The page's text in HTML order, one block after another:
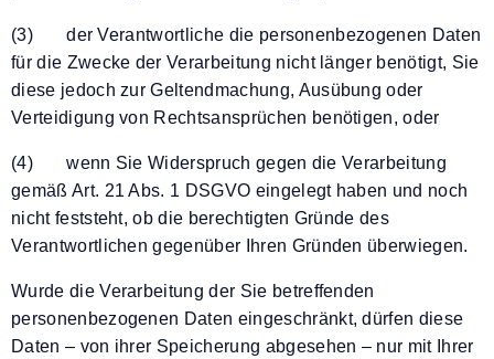
(3) der Verantwortliche die personenbezogenen Daten
für die Zwecke der Verarbeitung nicht länger benötigt, Sie
diese jedoch zur Geltendmachung, Ausübung oder
Verteidigung von Rechtsansprüchen benötigen, oder
(4) wenn Sie Widerspruch gegen die Verarbeitung
gemäß Art. 21 Abs. 1 DSGVO eingelegt haben und noch
nicht feststeht, ob die berechtigten Gründe des
Verantwortlichen gegenüber Ihren Gründen überwiegen.
Wurde die Verarbeitung der Sie betreffenden
personenbezogenen Daten eingeschränkt, dürfen diese
Daten – von ihrer Speicherung abgesehen – nur mit Ihrer